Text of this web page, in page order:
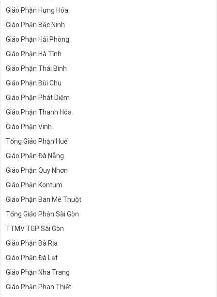
Giáo Phận Hưng Hóa
Giáo Phận Bắc Ninh
Giáo Phận Hải Phòng
Giáo Phận Hà Tĩnh
Giáo Phận Thái Bình
Giáo Phận Bùi Chu
Giáo Phận Phát Diệm
Giáo Phận Thanh Hóa
Giáo Phận Vinh
Tổng Giáo Phận Huế
Giáo Phận Đà Nẵng
Giáo Phận Quy Nhơn
Giáo Phận Kontum
Giáo Phận Ban Mê Thuột
Tổng Giáo Phận Sài Gòn
TTMV TGP Sài Gòn
Giáo Phận Bà Rịa
Giáo Phận Đà Lạt
Giáo Phận Nha Trang
Giáo Phận Phan Thiết